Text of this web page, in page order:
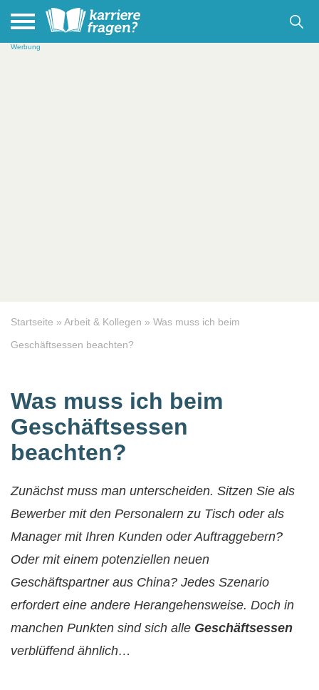
Werbung
Startseite » Arbeit & Kollegen » Was muss ich beim
Geschäftsessen beachten?
Was muss ich beim
Geschäftsessen
beachten?
Zunächst muss man unterscheiden. Sitzen Sie als
Bewerber mit den Personalern zu Tisch oder als
Manager mit Ihren Kunden oder Auftraggebern?
Oder mit einem potenziellen neuen
Geschäftspartner aus China? Jedes Szenario
erfordert eine andere Herangehensweise. Doch in
manchen Punkten sind sich alle Geschäftsessen
verblüffend ähnlich…